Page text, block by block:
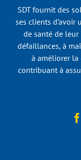
SDT fournit des
ses clients d’avoir
de santé de leur
défaillances, à
à améliorer
contribuant à